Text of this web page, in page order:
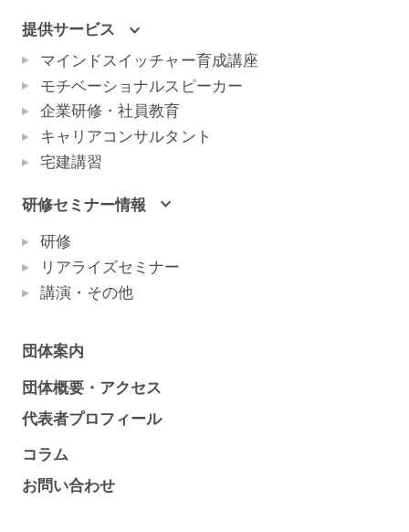
提供サービス
マインドスイッチャー育成講座
モチベーショナルスピーカー
企業研修・社員教育
キャリアコンサルタント
宅建講習
研修セミナー情報
研修
リアライズセミナー
講演・その他
団体案内
団体概要・アクセス
代表者プロフィール
コラム
お問い合わせ